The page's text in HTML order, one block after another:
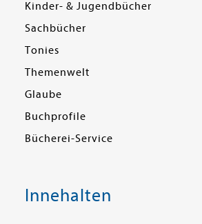
Kinder- & Jugendbücher
Sachbücher
Tonies
Themenwelt
Glaube
Buchprofile
Bücherei-Service
Innehalten